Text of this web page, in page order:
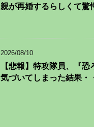
親が再婚するらしくて驚
2026/08/10
【悲報】特攻隊員、『恐
気づいてしまった結果・